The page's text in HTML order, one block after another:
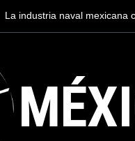
La industria naval mexicana